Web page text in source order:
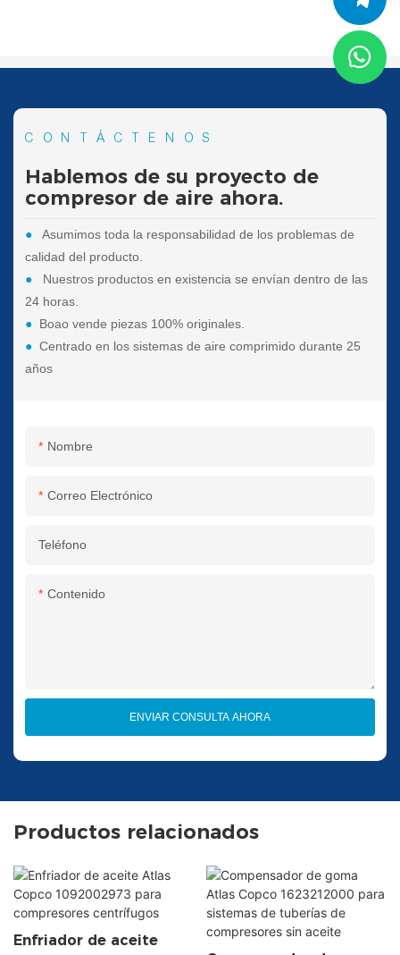
CONTÁCTENOS
Hablemos de su proyecto de
compresor de aire ahora.
●
Asumimos toda la responsabilidad de los problemas de
calidad del producto.
●
Nuestros productos en existencia se envían dentro de las
24 horas.
● Boao vende piezas 100% originales.
●Centrado en los sistemas de aire comprimido durante 25
años
Nombre
Correo Electrónico
Teléfono
Contenido
ENVIAR CONSULTA AHORA
Productos relacionados
Enfriador de aceite